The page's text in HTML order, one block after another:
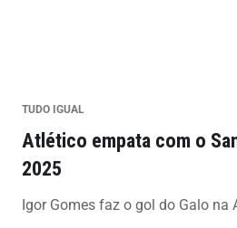
TUDO IGUAL
Atlético empata com o
2025
Igor Gomes faz o gol do Galo na